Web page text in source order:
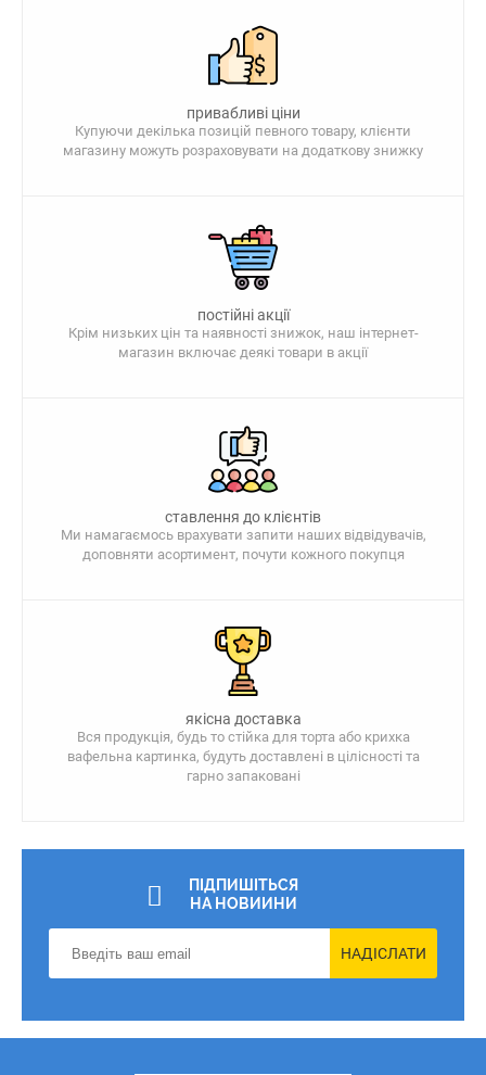
привабливі ціни
Купуючи декілька позицій певного товару, клієнти
магазину можуть розраховувати на додаткову знижку
постійні акції
Крім низьких цін та наявності знижок, наш інтернет-
магазин включає деякі товари в акції
ставлення до клієнтів
Ми намагаємось врахувати запити наших відвідувачів,
доповняти асортимент, почути кожного покупця
якісна доставка
Вся продукція, будь то стійка для торта або крихка
вафельна картинка, будуть доставлені в цілісності та
гарно запаковані
ПІДПИШІТЬСЯ
НА НОВИИНИ
НАДІСЛАТИ